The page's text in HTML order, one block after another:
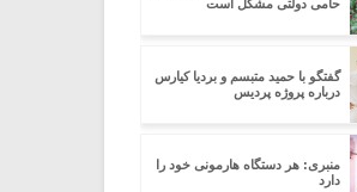
حامی دولتی مشکل است
گفتگو با حمید متبسم و بردیا کیارس
درباره پروژه پردیس
منبری: هر دستگاه هارمونی خود را
دارد